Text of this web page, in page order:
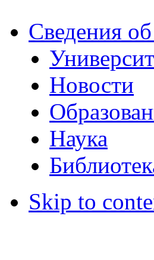
Сведения
Новости
Наука
Skip to